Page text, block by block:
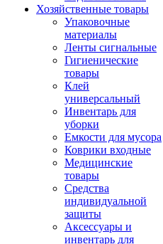
Хозяйственные товары
Упаковочные
материалы
Ленты сигнальные
Гигиенические
товары
Клей
универсальный
Инвентарь для
уборки
Емкости для мусора
Коврики входные
Медицинские
товары
Средства
индивидуальной
защиты
Аксессуары и
инвентарь для